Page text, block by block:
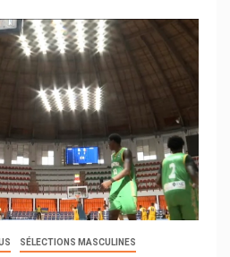
SÉLECTIONS MASCULINES